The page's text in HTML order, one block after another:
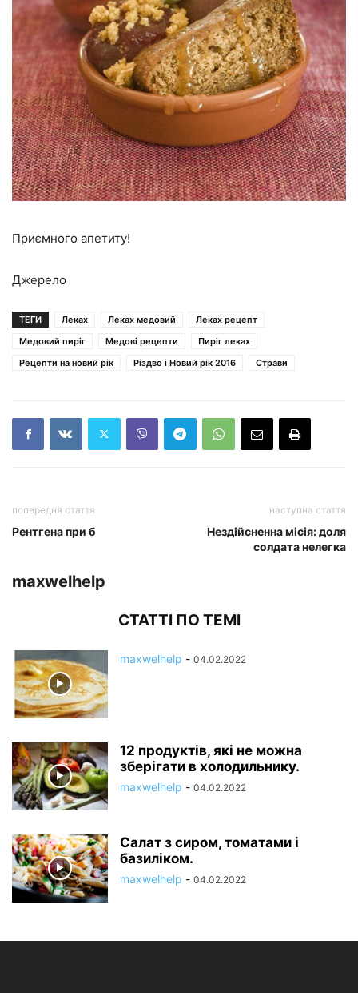
Приємного апетиту!
Джерело
ТЕГИ Леках Леках медовий
Леках рецепт
Медовий пиріг
Медові рецепти
Пиріг леках
Рецепти на новий рік
Різдво і Новий рік 2016 Страви
попередня стаття
Рентгена при б
наступна стаття
Нездійсненна місія: доля
солдата нелегка
maxwelhelp
СТАТТІ ПО ТЕМІ
maxwelhelp - 04.02.2022
12 продуктів, які не можна
зберігати в холодильнику.
maxwelhelp - 04.02.2022
Салат з сиром, томатами і
базиліком.
maxwelhelp - 04.02.2022